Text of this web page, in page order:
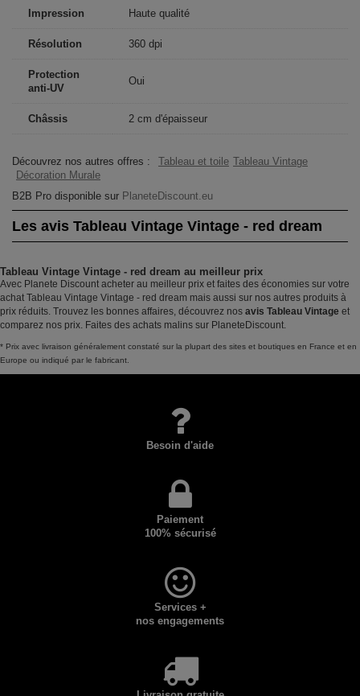
Impression Haute qualité
Résolution 360 dpi
Protection
anti-UV
Oui
Châssis 2 cm d'épaisseur
Découvrez nos autres offres : Tableau et toile Tableau Vintage
Décoration Murale
B2B Pro disponible sur PlaneteDiscount.eu
Les avis Tableau Vintage Vintage - red dream
Tableau Vintage Vintage - red dream au meilleur prix
Avec Planete Discount acheter au meilleur prix et faites des économies sur votre
achat Tableau Vintage Vintage - red dream mais aussi sur nos autres produits à
prix réduits. Trouvez les bonnes affaires, découvrez nos avis Tableau Vintage et
comparez nos prix. Faites des achats malins sur PlaneteDiscount.
* Prix avec livraison généralement constaté sur la plupart des sites et boutiques en France et en
Europe ou indiqué par le fabricant.
Besoin d'aide
Paiement
100% sécurisé
Services +
nos engagements